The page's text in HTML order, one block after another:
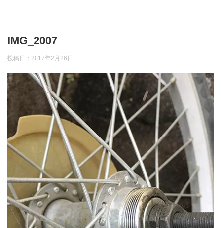
IMG_2007
投稿日： 2017年2月26日